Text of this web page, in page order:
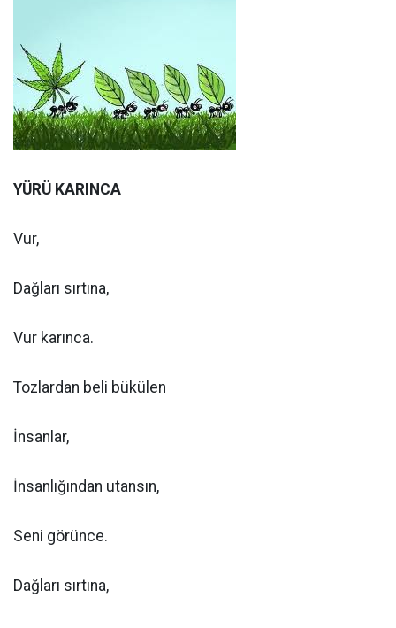
YÜRÜ KARINCA
Vur,
Dağları sırtına,
Vur karınca.
Tozlardan beli bükülen
İnsanlar,
İnsanlığından utansın,
Seni görünce.
Dağları sırtına,